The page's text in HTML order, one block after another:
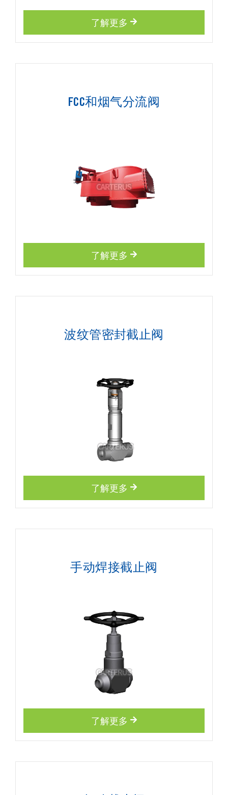
了解更多
FCC和烟气分流阀
了解更多
波纹管密封截止阀
了解更多
手动焊接截止阀
了解更多